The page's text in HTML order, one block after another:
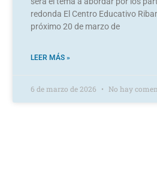
redonda El Centro Educativo
próximo 20 de marzo de
LEER MÁS »
6 de marzo de 2026 No hay